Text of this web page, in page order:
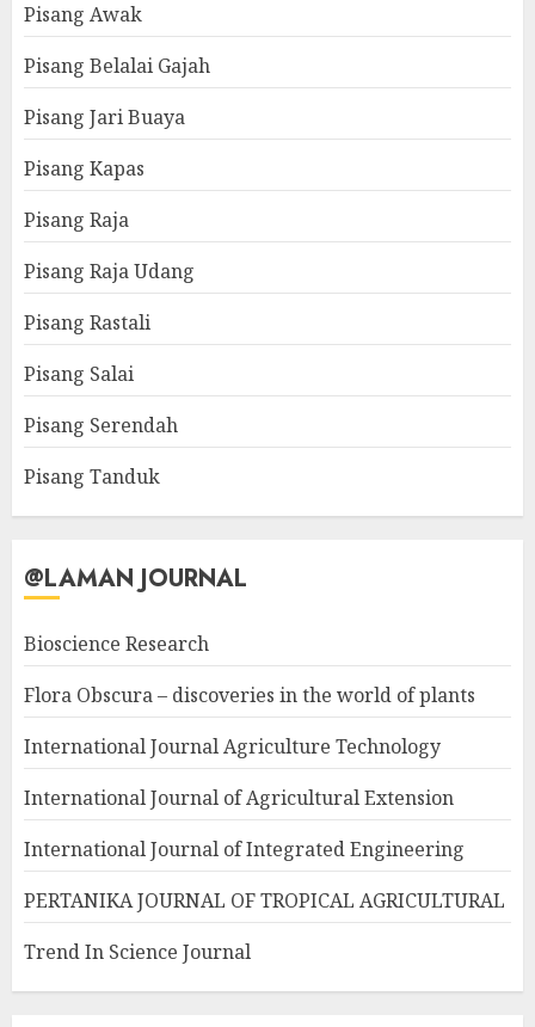
Pisang Awak
Pisang Belalai Gajah
Pisang Jari Buaya
Pisang Kapas
Pisang Raja
Pisang Raja Udang
Pisang Rastali
Pisang Salai
Pisang Serendah
Pisang Tanduk
@LAMAN JOURNAL
Bioscience Research
Flora Obscura – discoveries in the world of plants
International Journal Agriculture Technology
International Journal of Agricultural Extension
International Journal of Integrated Engineering
PERTANIKA JOURNAL OF TROPICAL AGRICULTURAL
Trend In Science Journal